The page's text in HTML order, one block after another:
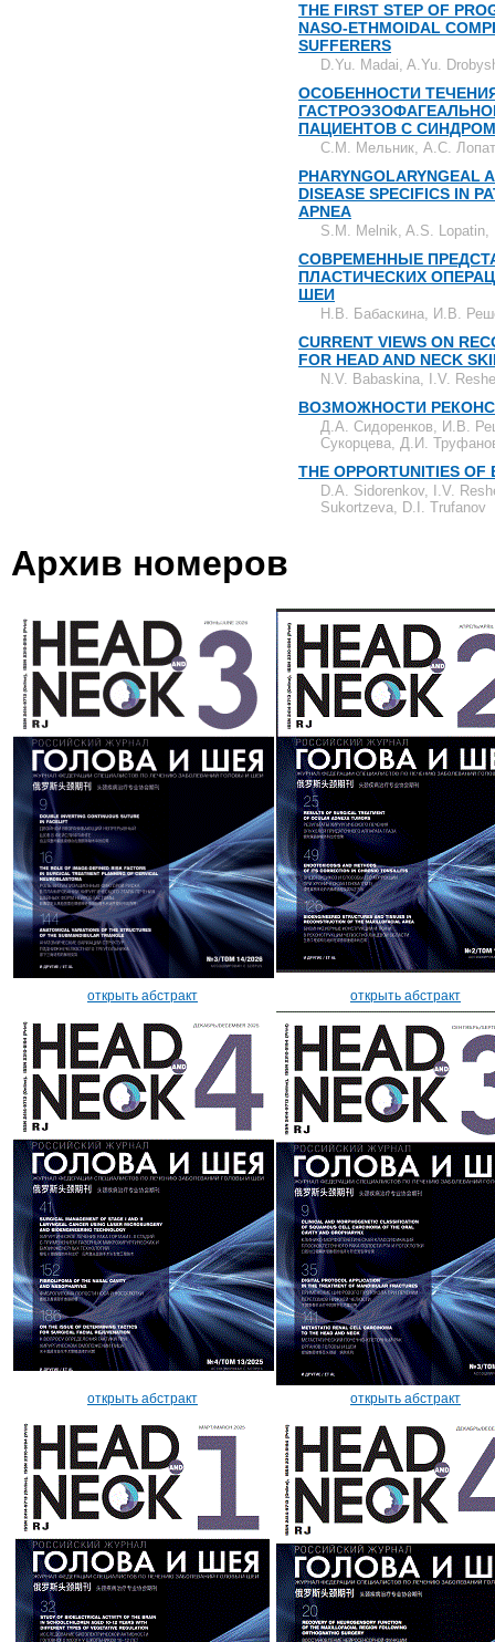
THE FIRST STEP OF
NASO-ETHMOIDAL
SUFFERERS
D.Yu. Madai, A.Yu.
ОСОБЕННОСТИ
ПАЦИЕНТОВ С
С.М. Мельник, А.С.
PHARYNGOLARYNGEAL
DISEASE SPECIFICS IN
APNEA
S.M. Melnik, A.S. Lopatin,
СОВРЕМЕННЫЕ
ПЛАСТИЧЕСКИХ
ШЕИ
Н.В. Бабаскина, И.В.
CURRENT VIEWS ON
FOR HEAD AND NECK
N.V. Babaskina, I.V.
ВОЗМОЖНОСТИ
Д.А. Сидоренков, И.В.
Сукорцева, Д.И.
THE OPPORTUNITIES OF
D.A. Sidorenkov, I.V.
Sukortzeva, D.I. Trufanov
Архив номеров
открыть абстракт открыть абстракт
открыть абстракт открыть абстракт